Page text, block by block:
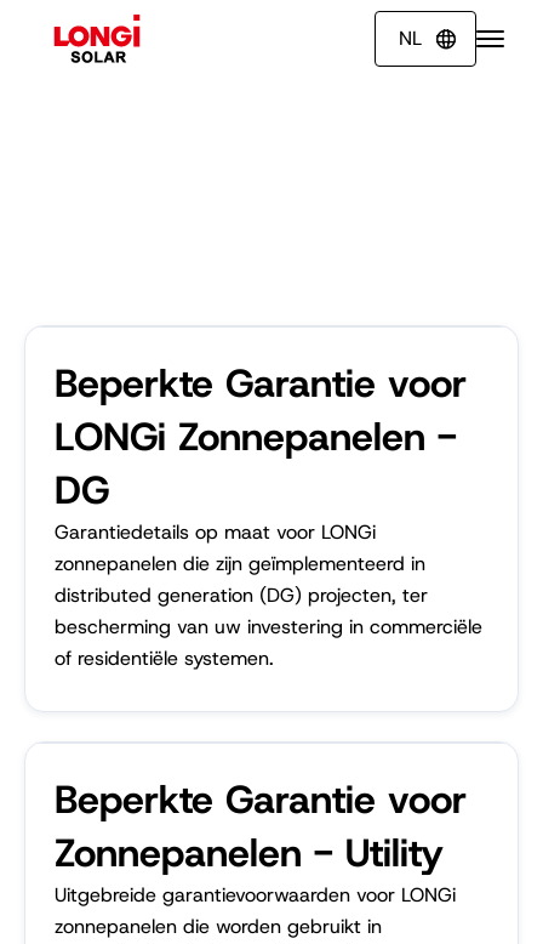
NL 
Beperkte Garantie voor
LONGi Zonnepanelen -
DG
Garantiedetails op maat voor LONGi
zonnepanelen die zijn geïmplementeerd in
distributed generation (DG) projecten, ter
bescherming van uw investering in commerciële
of residentiële systemen.
Beperkte Garantie voor
Zonnepanelen - Utility
Uitgebreide garantievoorwaarden voor LONGi
zonnepanelen die worden gebruikt in